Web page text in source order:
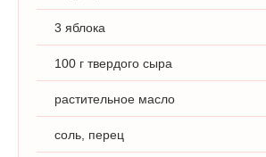
3 яблока
100 г твердого сыра
растительное масло
соль, перец